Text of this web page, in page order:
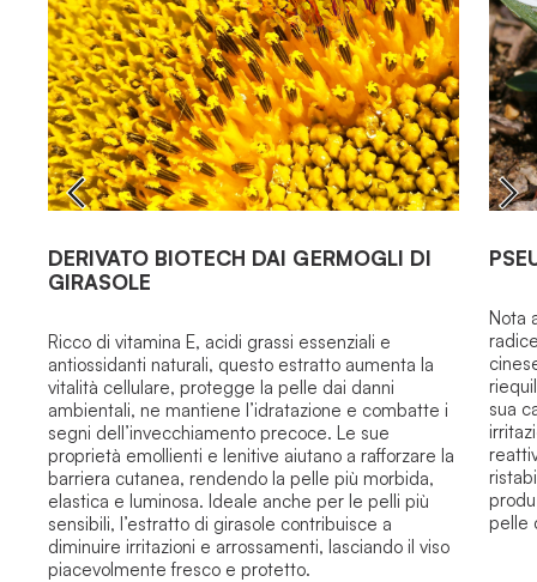
DERIVATO BIOTECH DAI GERMOGLI DI
GIRASOLE
Ricco di vitamina E, acidi grassi essenziali e
antiossidanti naturali, questo estratto aumenta la
vitalità cellulare, protegge la pelle dai danni
ambientali, ne mantiene l’idratazione e combatte i
segni dell’invecchiamento precoce. Le sue
proprietà emollienti e lenitive aiutano a rafforzare la
barriera cutanea, rendendo la pelle più morbida,
elastica e luminosa. Ideale anche per le pelli più
sensibili, l’estratto di girasole contribuisce a
diminuire irritazioni e arrossamenti, lasciando il viso
piacevolmente fresco e protetto.
Nota
sua
pelle